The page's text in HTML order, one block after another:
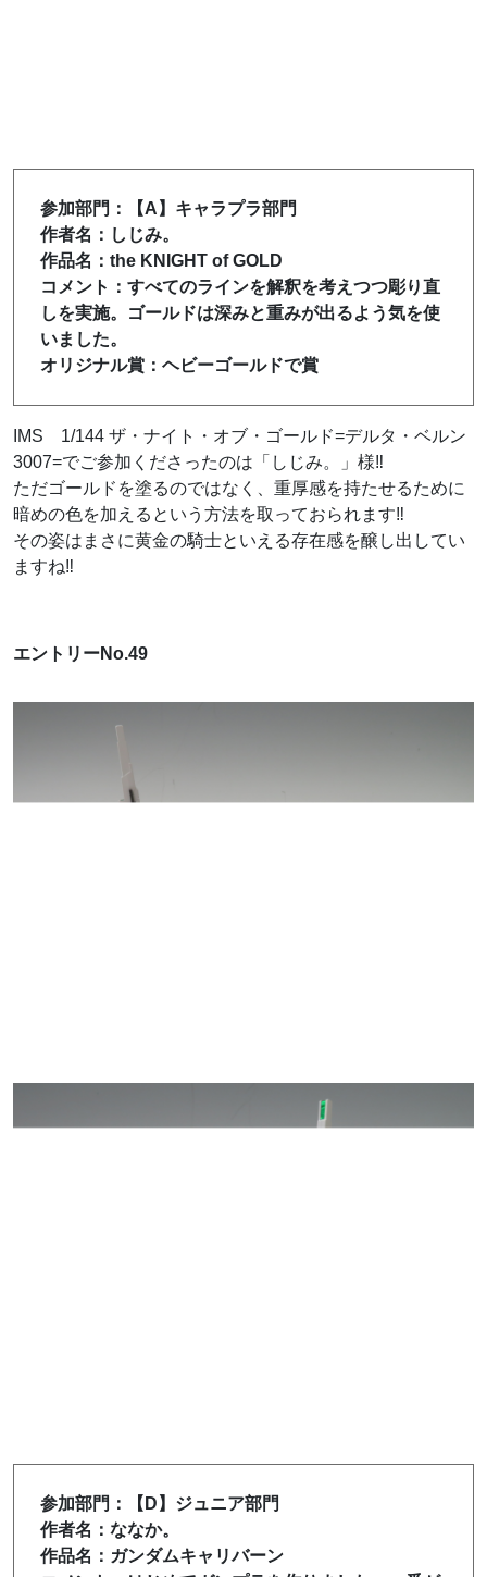
参加部門：【A】キャラプラ部門
作者名：しじみ。
作品名：the KNIGHT of GOLD
コメント：すべてのラインを解釈を考えつつ彫り直
しを実施。ゴールドは深みと重みが出るよう気を使
いました。
オリジナル賞：ヘビーゴールドで賞
IMS 1/144 ザ・ナイト・オブ・ゴールド=デルタ・ベルン
3007=でご参加くださったのは「しじみ。」様‼
ただゴールドを塗るのではなく、重厚感を持たせるために
暗めの色を加えるという方法を取っておられます‼
その姿はまさに黄金の騎士といえる存在感を醸し出してい
ますね‼
エントリーNo.49
参加部門：【D】ジュニア部門
作者名：ななか。
作品名：ガンダムキャリバーン